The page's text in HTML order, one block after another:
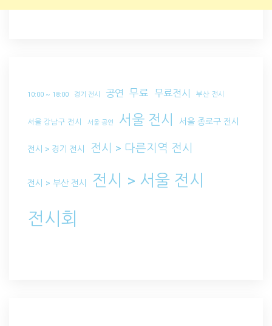
10:00 ~ 18:00 경기 전시 공연 무료 무료전시 부산 전시
서울 강남구 전시 서울 공연 서울 전시 서울 종로구 전시
전시 > 경기 전시 전시 > 다른지역 전시
전시 > 부산 전시 전시 > 서울 전시
전시회